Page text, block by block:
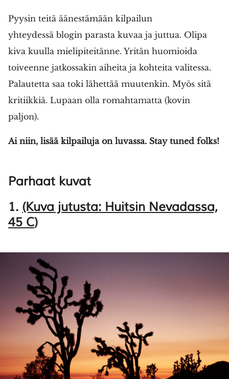
Pyysin teitä äänestämään kilpailun
yhteydessä blogin parasta kuvaa ja juttua. Olipa
kiva kuulla mielipiteitänne. Yritän huomioida
toiveenne jatkossakin aiheita ja kohteita valitessa.
Palautetta saa toki lähettää muutenkin. Myös sitä
kritiikkiä. Lupaan olla romahtamatta (kovin
paljon).
Ai niin, lisää kilpailuja on luvassa. Stay tuned folks!
Parhaat kuvat
1. (Kuva jutusta: Huitsin Nevadassa,
45 C)